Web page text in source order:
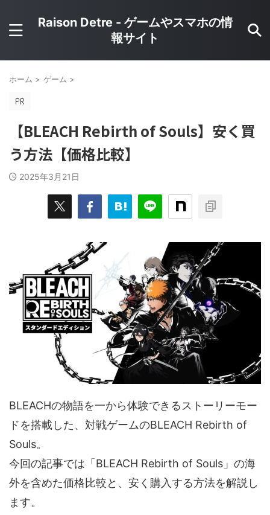
Raison Detre - ゲームやスマホの情
報サイト
ホーム > ゲーム >
【BLEACH Rebirth of Souls】安く買
う方法【価格比較】
2025年3月21日
BLEACHの物語を一から体験できるストーリーモー
ドを搭載した、対戦ゲームのBLEACH Rebirth of
Souls。
今回の記事では「BLEACH Rebirth of Souls」の海
外を含めた価格比較と、安く購入する方法を解説し
ます。